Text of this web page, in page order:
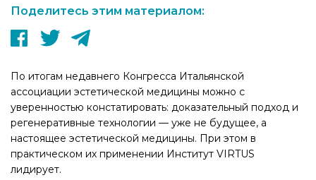
Поделитесь этим материалом:
По итогам недавнего Конгресса Итальянской
ассоциации эстетической медицины можно с
уверенностью констатировать: доказательный подход и
регенеративные технологии — уже не будущее, а
настоящее эстетической медицины. При этом в
практическом их применении Институт VIRTUS
лидирует.